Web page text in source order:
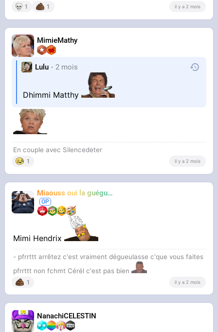
1 1 il y a 2 mois
MimieMathy
Lulu 2 mois
Dhimmi Matthy
En couple avec Silencedeter
1 il y a 2 mois
Miaouss oui la guéguérre
Mimi Hendrix
- pfrrttt arrêtez c'est vraiment dégueulasse c'que vous faites
pfrrttt non fchmt Cérél c'est pas bien
1 il y a 2 mois
NanachiCELESTIN